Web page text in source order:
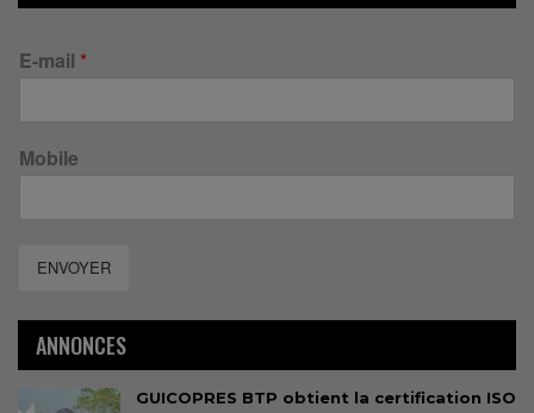
E-mail *
Mobile
ENVOYER
ANNONCES
GUICOPRES BTP obtient la certification ISO